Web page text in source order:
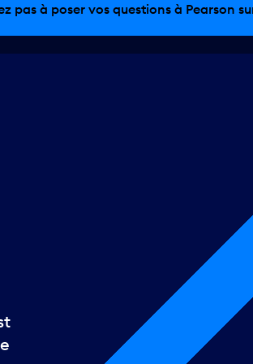
pas à poser vos questions à Pearson